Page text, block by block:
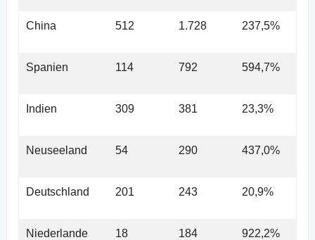
China 512 1.728 237,5%
Spanien 114 792 594,7%
Indien 309 381 23,3%
Neuseeland 54 290 437,0%
Deutschland 201 243 20,9%
Niederlande 18 184 922,2%